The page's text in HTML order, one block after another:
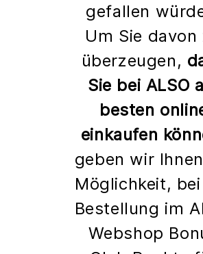
gefallen
Um Sie davon
überzeugen,
Sie bei ALSO
besten
einkaufen
geben wir
Möglichkeit,
Bestellung im
Webshop